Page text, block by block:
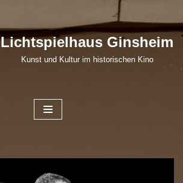
Lichtspielhaus Ginsheim
Kunst und Kultur im historischen Kino